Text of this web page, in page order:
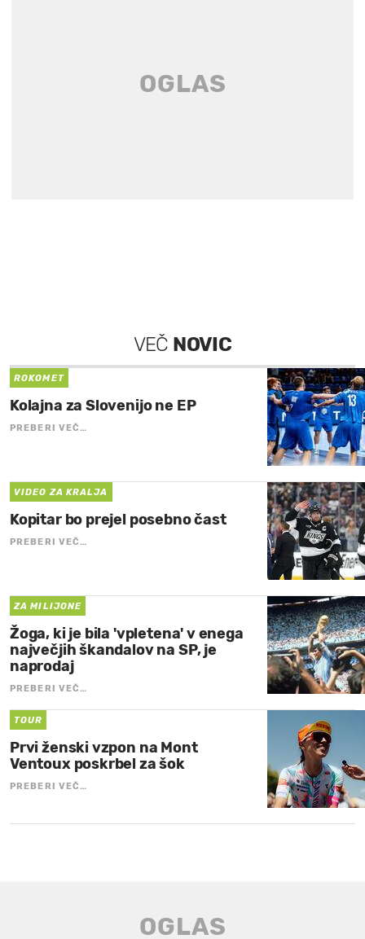
VEČ NOVIC
ROKOMET
Kolajna za Slovenijo ne EP
PREBERI VEČ…
VIDEO ZA KRALJA
Kopitar bo prejel posebno čast
PREBERI VEČ…
ZA MILIJONE
Žoga, ki je bila 'vpletena' v enega
največjih škandalov na SP, je
naprodaj
PREBERI VEČ…
TOUR
Prvi ženski vzpon na Mont
Ventoux poskrbel za šok
PREBERI VEČ…